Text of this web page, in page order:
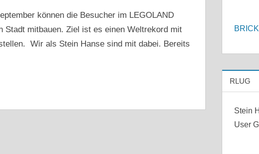
können die Besucher im LEGOLAND
Stadt mitbauen. Ziel ist es einen Weltrekord mit
Wir als Stein Hanse sind mit dabei. Bereits
RLUG
Stein
User